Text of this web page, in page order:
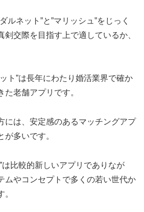
ルネット”と”マリッシュ”をじっく
剣交際を目指す上で適しているか、
ト”は長年にわたり婚活業界で確か
た老舗アプリです。
には、安定感のあるマッチングアプ
が多いです。
は比較的新しいアプリでありなが
ムやコンセプトで多くの若い世代か